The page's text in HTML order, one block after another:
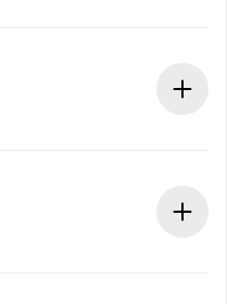
im Voraus.
belasten, wenn der